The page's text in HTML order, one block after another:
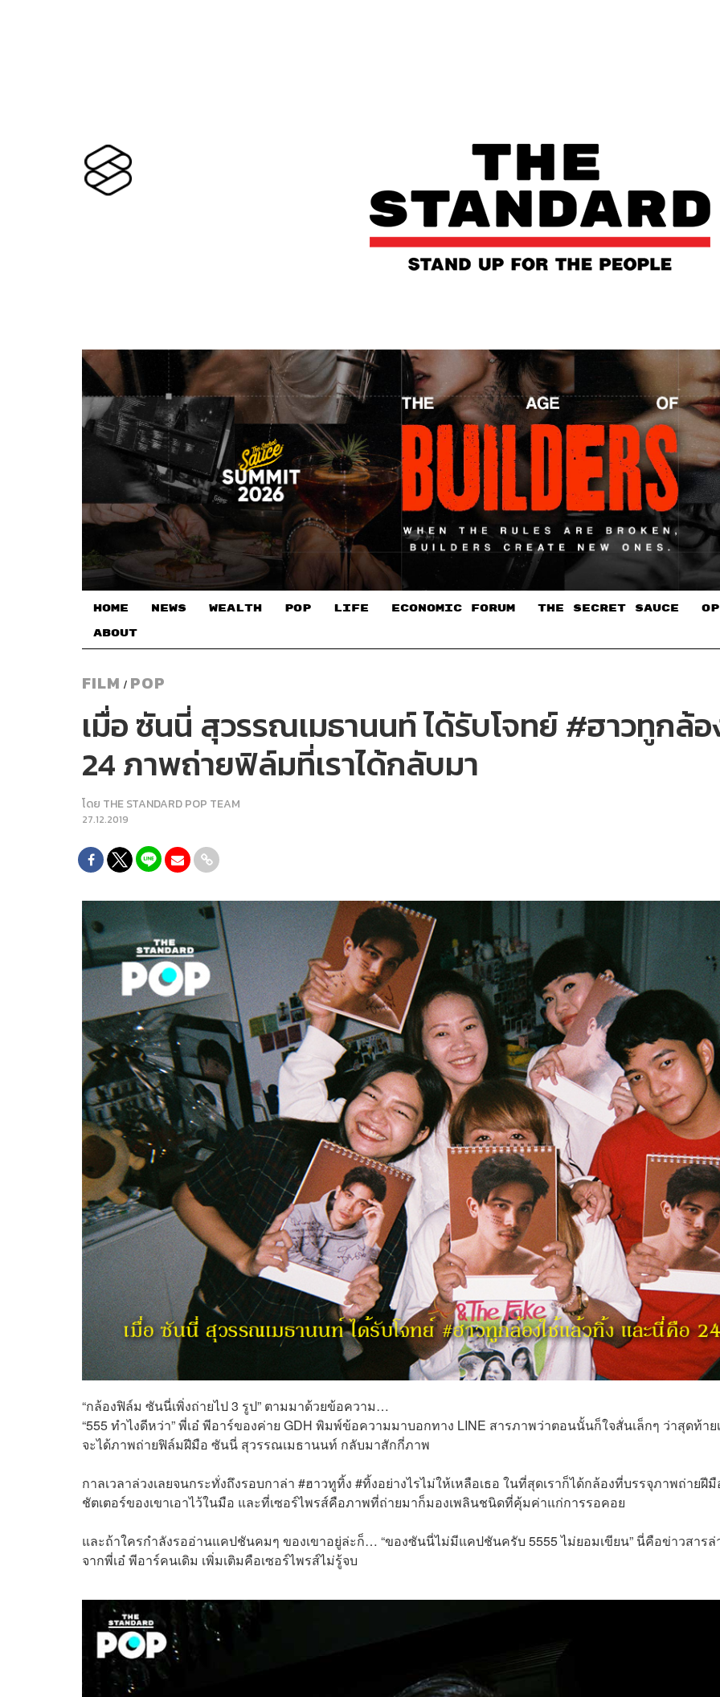
HOME NEWS WEALTH POP LIFE ECONOMIC FORUM THE SECRET SAUCE​
ABOUT
FILM / POP
เมื่อ ซันนี่ สุวรรณเมธานนท์ ได้รับโจทย์ #ฮาวทูกล้
24 ภาพถ่ายฟิล์มที่เราได้กลับมา
โดย THE STANDARD POP TEAM
27.12.2019
“กล้องฟิล์ม ซันนี่เพิ่งถ่ายไป 3 รูป” ตามมาด้วยข้อความ…
“555 ทำไงดีหว่า” พี่เอ๋ พีอาร์ของค่าย GDH พิมพ์ข้อความมาบอกทาง LINE สารภาพว่าตอนนั้นก็ใจสั่นเล็กๆ ว่าสุดท้าย
จะได้ภาพถ่ายฟิล์มฝีมือ ซันนี่ สุวรรณเมธานนท์ กลับมาสักกี่ภาพ
กาลเวลาล่วงเลยจนกระทั่งถึงรอบกาล่า #ฮาวทูทิ้ง #ทิ้งอย่างไรไม่ให้เหลือเธอ ในที่สุดเราก็ได้กล้องที่บรรจุภาพถ่ายฝี
ชัตเตอร์ของเขาเอาไว้ในมือ และที่เซอร์ไพรส์คือภาพที่ถ่ายมาก็มองเพลินชนิดที่คุ้มค่าแก่การรอคอย
และถ้าใครกำลังรออ่านแคปชันคมๆ ของเขาอยู่ล่ะก็… “ของซันนี่ไม่มีแคปชันครับ 5555 ไม่ยอมเขียน” นี่คือข่าวสารล่
จากพี่เอ๋ พีอาร์คนเดิม เพิ่มเติมคือเซอร์ไพรส์ไม่รู้จบ